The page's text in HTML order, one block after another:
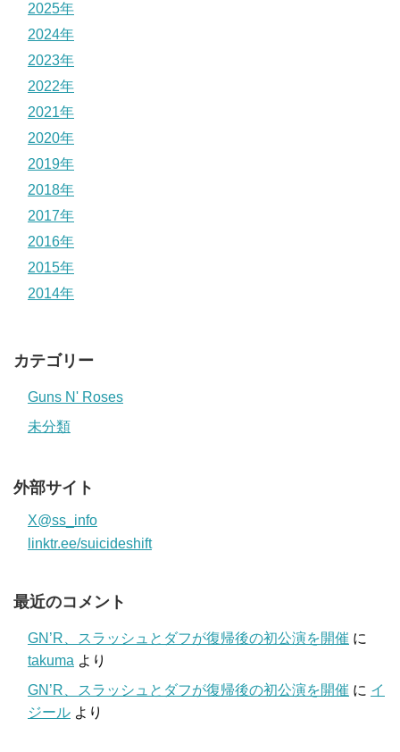
2025年
2024年
2023年
2022年
2021年
2020年
2019年
2018年
2017年
2016年
2015年
2014年
カテゴリー
Guns N' Roses
未分類
外部サイト
X@ss_info
linktr.ee/suicideshift
最近のコメント
GN’R、スラッシュとダフが復帰後の初公演を開催 に
takuma より
GN’R、スラッシュとダフが復帰後の初公演を開催 に イ
ジール より